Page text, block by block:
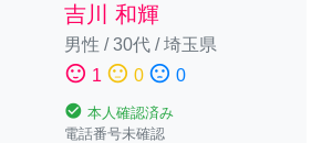
吉川 和輝
男性 /30代/埼玉県
sentiment_satisfied 1 sentiment_neutral 0 sentiment_dissatisfied 0
check_circle 本人確認済み
電話番号未確認